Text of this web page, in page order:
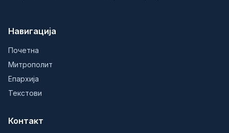
Навигација
Почетна
Митрополит
Епархија
Текстови
Контакт